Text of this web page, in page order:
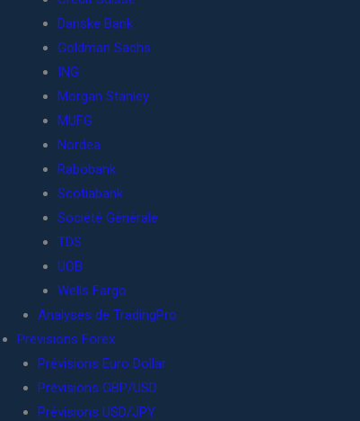
Danske Bank
Goldman Sachs
ING
Morgan Stanley
MUFG
Nordea
Rabobank
Scotiabank
Société Générale
TDS
UOB
Wells Fargo
Analyses de TradingPro
Prévisions Forex
Prévisions Euro Dollar
Prévisions GBP/USD
Prévisions USD/JPY